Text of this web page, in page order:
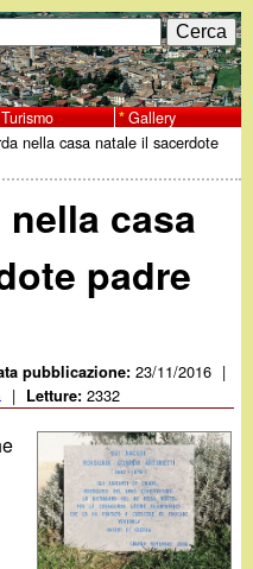
Turismo Gallery
nella casa natale il sacerdote
casa
padre
pubblicazione:23/11/2016 |
| Letture:2332